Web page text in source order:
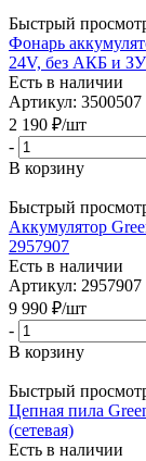
Быстрый
Фонарь
24V, без АКБ и ЗУ
Есть в наличии
Артикул: 3500507
2 190 ₽/шт
-
В корзину
Быстрый
Аккумулятор
2957907
Есть в наличии
Артикул: 2957907
9 990 ₽/шт
-
В корзину
Быстрый
Цепная пила
(сетевая)
Есть в наличии